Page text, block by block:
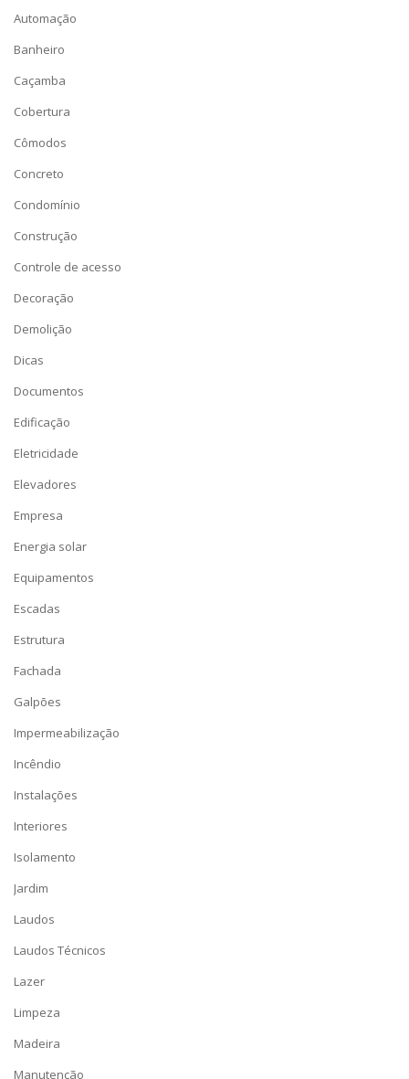
Automação
Banheiro
Caçamba
Cobertura
Cômodos
Concreto
Condomínio
Construção
Controle de acesso
Decoração
Demolição
Dicas
Documentos
Edificação
Eletricidade
Elevadores
Empresa
Energia solar
Equipamentos
Escadas
Estrutura
Fachada
Galpões
Impermeabilização
Incêndio
Instalações
Interiores
Isolamento
Jardim
Laudos
Laudos Técnicos
Lazer
Limpeza
Madeira
Manutenção